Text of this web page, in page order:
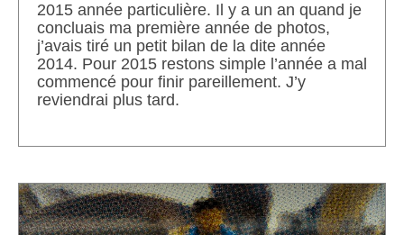
2015 année particulière. Il y a un an quand je
concluais ma première année de photos,
j’avais tiré un petit bilan de la dite année
2014. Pour 2015 restons simple l’année a mal
commencé pour finir pareillement. J’y
reviendrai plus tard.